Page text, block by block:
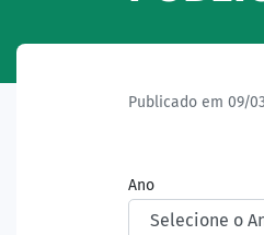
Publicado em 09/
Ano